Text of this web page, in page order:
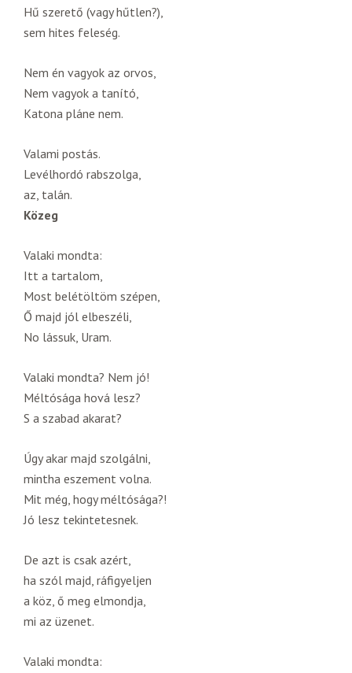
Hű szerető (vagy hűtlen?),
sem hites feleség.
Nem én vagyok az orvos,
Nem vagyok a tanító,
Katona pláne nem.
Valami postás.
Levélhordó rabszolga,
az, talán.
Közeg
Valaki mondta:
Itt a tartalom,
Most belétöltöm szépen,
Ő majd jól elbeszéli,
No lássuk, Uram.
Valaki mondta? Nem jó!
Méltósága hová lesz?
S a szabad akarat?
Úgy akar majd szolgálni,
mintha eszement volna.
Mit még, hogy méltósága?!
Jó lesz tekintetesnek.
De azt is csak azért,
ha szól majd, ráfigyeljen
a köz, ő meg elmondja,
mi az üzenet.
Valaki mondta: